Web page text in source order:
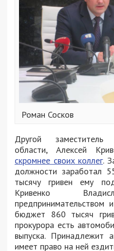
Роман Сосков
Другой заместитель
области, Алексей
скромнее своих коллег.
должности заработал
тысячу гривен ему
Кривенко
предпринимательством
бюджет 860 тысяч
прокурора есть
выпуска. Принадлежит
имеет право на ней